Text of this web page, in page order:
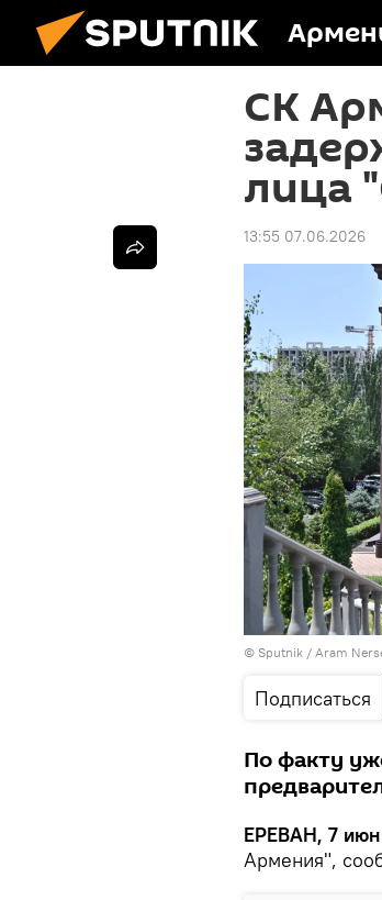
СК
лица
13:55 07.06.2026
© Sputnik / Aram
Подписаться
По факту
ЕРЕВАН, 7
Армения",